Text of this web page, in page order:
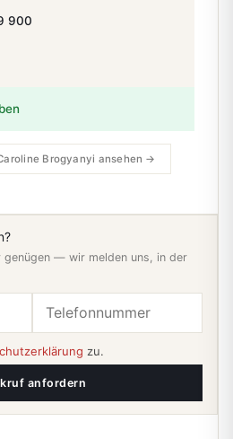
900
Brogyanyi ansehen →
genügen — wir melden uns, in der
zu.
anfordern